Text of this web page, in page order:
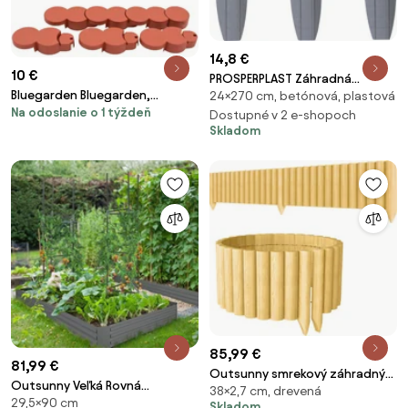
10 €
Bluegarden Bluegarden,
palisáda z PVC na okraj trávnika
Na odoslanie o 1 týždeň
14,8 €
PROSPERPLAST Záhradná
palisáda, sivá, 270 cm
24×270 cm, betónová, plastová
Dostupné v 2 e-shopoch
Skladom
81,99 €
Outsunny Veľká Rovná
Metalová Záhradná Nádoba 180
29,5×90 cm
85,99 €
Outsunny smrekový záhradný
obrubník 176 x 38 cm —
38×2,7 cm, drevená